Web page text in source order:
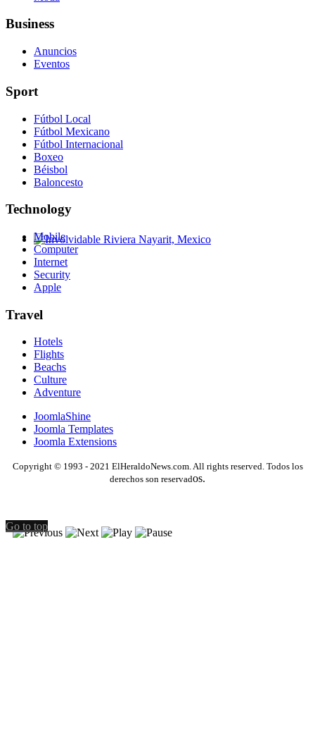
Involvidable Riviera Nayarit, Mexico
Business
Anuncios
Eventos
Sport
Fútbol Local
Fútbol Mexicano
Fútbol Internacional
Boxeo
Béisbol
Baloncesto
Technology
Mobile
Computer
Internet
Security
Apple
Travel
Hotels
Flights
Beachs
Culture
Adventure
JoomlaShine
Joomla Templates
Joomla Extensions
Copyright © 1993 - 2021 ElHeraldoNews.com. All rights reserved. Todos los
derechos son reservados.
Go to top